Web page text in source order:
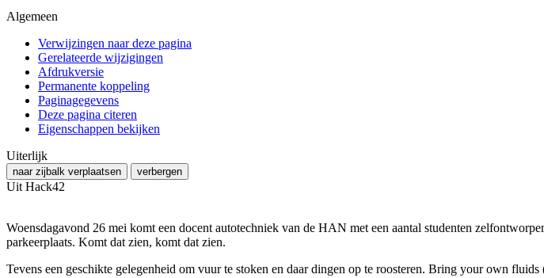
Algemeen
Verwijzingen naar deze pagina
Gerelateerde wijzigingen
Afdrukversie
Permanente koppeling
Paginagegevens
Deze pagina citeren
Eigenschappen bekijken
Uiterlijk
naar zijbalk verplaatsen verbergen
Uit Hack42
Woensdagavond 26 mei komt een docent autotechniek van de HAN met een aantal studenten
parkeerplaats. Komt dat zien, komt dat zien.
Tevens een geschikte gelegenheid om vuur te stoken en daar dingen op te roosteren. Bring your own fluids